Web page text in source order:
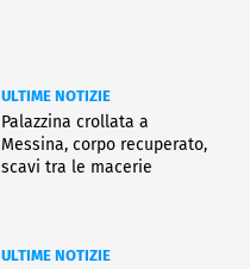
ULTIME NOTIZIE
Palazzina crollata a
Messina, corpo recuperato,
scavi tra le macerie
ULTIME NOTIZIE